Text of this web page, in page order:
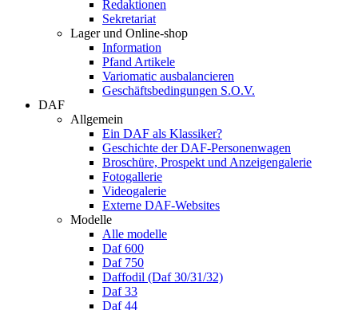
Redaktionen
Sekretariat
Lager und Online-shop
Information
Pfand Artikele
Variomatic ausbalancieren
Geschäftsbedingungen S.O.V.
DAF
Allgemein
Ein DAF als Klassiker?
Geschichte der DAF-Personenwagen
Broschüre, Prospekt und Anzeigengalerie
Fotogallerie
Videogalerie
Externe DAF-Websites
Modelle
Alle modelle
Daf 600
Daf 750
Daffodil (Daf 30/31/32)
Daf 33
Daf 44